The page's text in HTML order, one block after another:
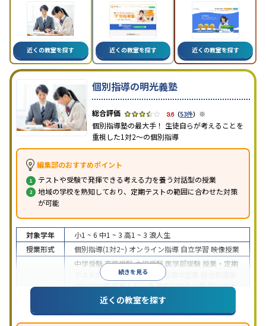
近くの教室を探す 近くの教室を探す 近くの教室を探す
個別指導の明光義塾
3.6（53件） ※
個別指導塾の最大手！ 生徒自らが考えることを
重視した1対2〜の個別指導
編集部のおすすめポイント
テストや受験で発揮できる考える力を養う対話型の授業
地域の学校を熟知しており、定期テストの範囲に合わせた対策
が可能
続きを見る
対象学年 小1 ~ 6 中1 ~ 3 高1 ~ 3 浪人生
授業形式
個別指導(1対2~) オンライン指導 自立学習 映像授業
中学受験高校受験大学受験 医学部受験 授業・定期
テスト対策
内申点対策 学習習慣の定着
(旧AO)対策推薦入試対策学校別特化対策国公立大
私大対策共通テスト対策
英語・英会話特化
対策その他科目別特化対策
近くの教室を探す